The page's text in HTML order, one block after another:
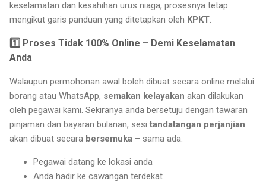
keselamatan dan kesahihan urus niaga, prosesnya tetap
mengikut garis panduan yang ditetapkan oleh KPKT.
1️⃣ Proses Tidak 100% Online – Demi Keselamatan
Anda
Walaupun permohonan awal boleh dibuat secara online melalui
borang atau WhatsApp, semakan kelayakan akan dilakukan
oleh pegawai kami. Sekiranya anda bersetuju dengan tawaran
pinjaman dan bayaran bulanan, sesi tandatangan perjanjian
akan dibuat secara bersemuka – sama ada:
Pegawai datang ke lokasi anda
Anda hadir ke cawangan terdekat